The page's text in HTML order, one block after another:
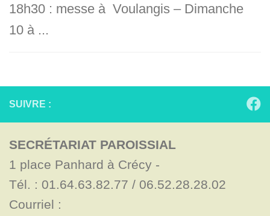
18h30 : messe à Voulangis – Dimanche
10 à ...
SUIVRE :
SECRÉTARIAT PAROISSIAL
1 place Panhard à Crécy -
Tél. : 01.64.63.82.77 / 06.52.28.28.02
Courriel :